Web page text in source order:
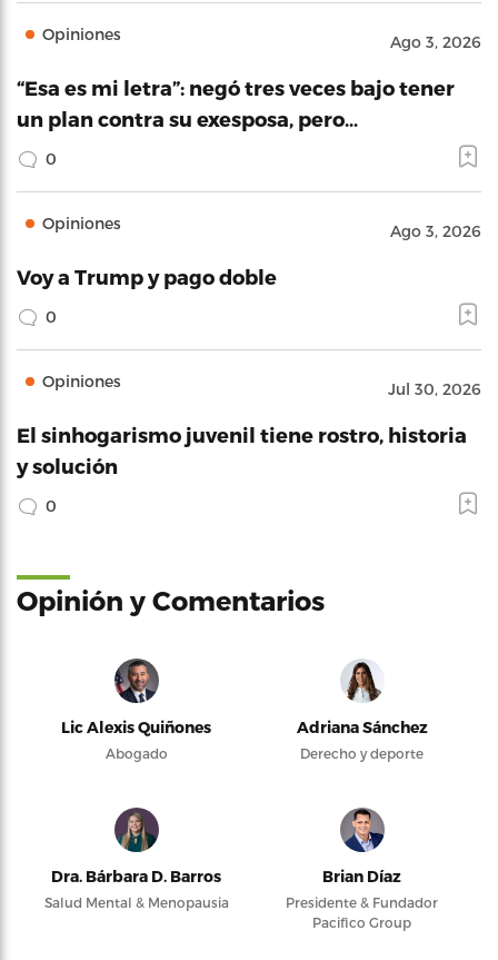
Opiniones Ago 3, 2026
“Esa es mi letra”: negó tres veces bajo tener
un plan contra su exesposa, pero…
0
Opiniones Ago 3, 2026
Voy a Trump y pago doble
0
Opiniones Jul 30, 2026
El sinhogarismo juvenil tiene rostro, historia
y solución
0
Opinión y Comentarios
Lic Alexis Quiñones
Abogado
Adriana Sánchez
Derecho y deporte
Dra. Bárbara D. Barros
Salud Mental & Menopausia
Brian Díaz
Presidente & Fundador
Pacifico Group